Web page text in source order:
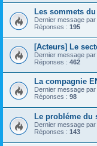
Les sommets
Dernier message par
Réponses : 195
[Acteurs] Le
Dernier message par
Réponses : 462
La compagnie
Dernier message par
Réponses : 98
Le probléme du
Dernier message par
Réponses : 143